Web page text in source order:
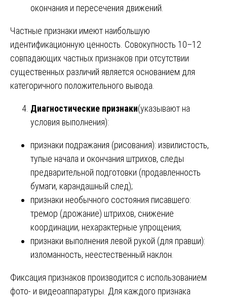
окончания и пересечения движений.
Частные признаки имеют наибольшую
идентификационную ценность. Совокупность 10–12
совпадающих частных признаков при отсутствии
существенных различий является основанием для
категоричного положительного вывода.
Диагностические признаки(указывают на
условия выполнения):
признаки подражания (рисования): извилистость,
тупые начала и окончания штрихов, следы
предварительной подготовки (продавленность
бумаги, карандашный след);
признаки необычного состояния писавшего:
тремор (дрожание) штрихов, снижение
координации, нехарактерные упрощения;
признаки выполнения левой рукой (для правши):
изломанность, неестественный наклон.
Фиксация признаков производится с использованием
фото- и видеоаппаратуры. Для каждого признака